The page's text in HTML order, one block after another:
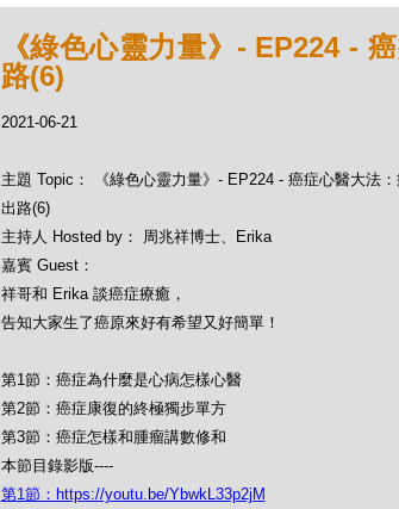
《綠色心靈力量》- EP224 -
路(6)
2021-06-21
主題 Topic： 《綠色心靈力量》- EP224 - 癌症心醫大法
出路(6)
主持人 Hosted by： 周兆祥博士、Erika
嘉賓 Guest：
祥哥和 Erika 談癌症療癒，
告知大家生了癌原來好有希望又好簡單！
第1節：癌症為什麼是心病怎樣心醫
第2節：癌症康復的終極獨步單方
第3節：癌症怎樣和腫瘤講數修和
本節目錄影版----
第1節：https://youtu.be/YbwkL33p2jM